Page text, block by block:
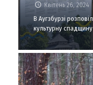
Квітень 26, 2024
В Аугзбурзі
культурну спадщину